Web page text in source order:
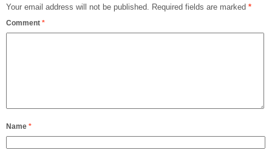
Your email address will not be published. Required fields are marked *
Comment *
Name *